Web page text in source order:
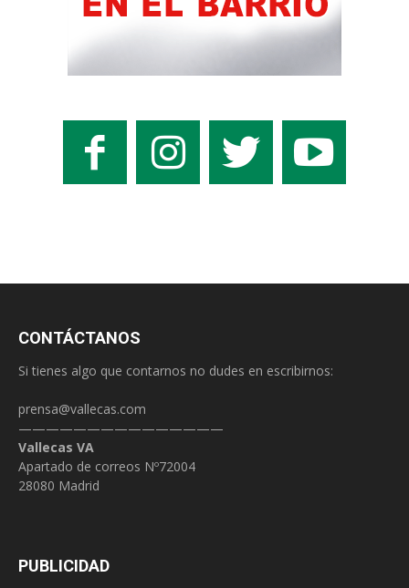
CONTÁCTANOS
Si tienes algo que contarnos no dudes en escribirnos:
prensa@vallecas.com
———————————————
Vallecas VA
Apartado de correos Nº72004
28080 Madrid
PUBLICIDAD